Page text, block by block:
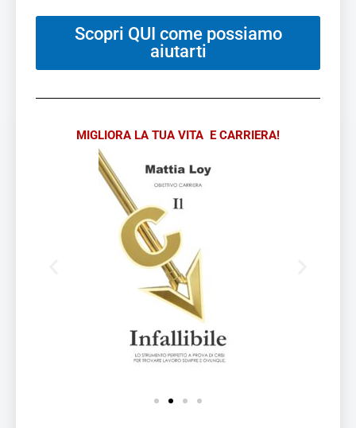
Scopri QUI come possiamo
aiutarti
MIGLIORA LA TUA VITA E CARRIERA!